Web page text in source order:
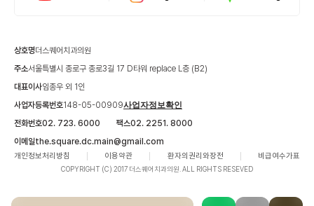
상호명더스퀘어치과의원
주소서울특별시 종로구 종로3길 17 D타워 replace L층 (B2)
대표이사임종우 외 1인
사업자등록번호148-05-00909사업자정보확인
전화번호02. 723. 6000 팩스02. 2251. 8000
이메일the.square.dc.main@gmail.com
개인정보처리방침 이용약관 환자의권리와장전 비급여수가표
COPYRIGHT (C) 2017 더스퀘어치과의원. ALL RIGHTS RESEVED